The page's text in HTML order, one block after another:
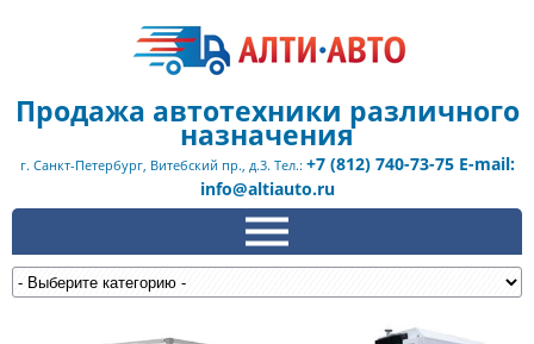
Продажа автотехники различного
назначения
г. Санкт-Петербург, Витебский пр., д.3. Тел.: +7 (812) 740-73-75 E-mail:
info@altiauto.ru